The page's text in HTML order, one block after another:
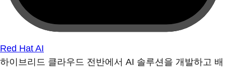
Red Hat AI
하이브리드 클라우드 전반에서 AI 솔루션을 개발하고 배